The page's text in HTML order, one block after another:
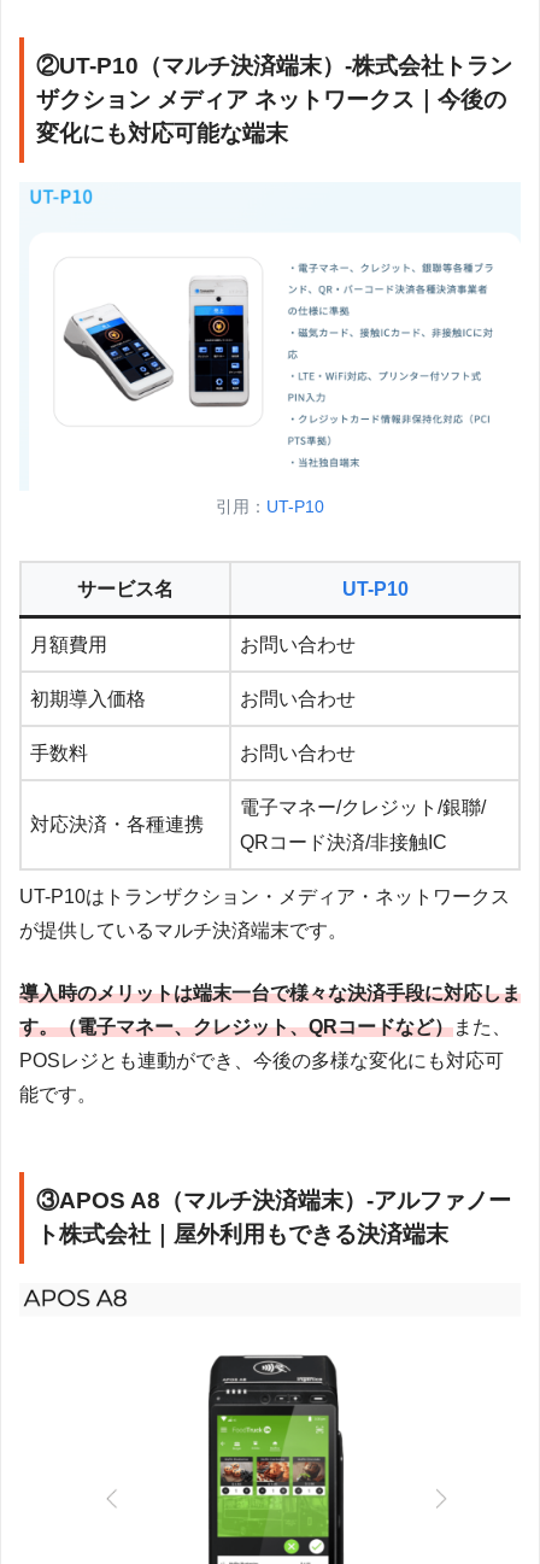
②UT-P10（マルチ決済端末）-株式会社トラン
ザクション メディア ネットワークス｜今後の
変化にも対応可能な端末
引用： UT-P10
サービス名 UT-P10
月額費用 お問い合わせ
初期導入価格 お問い合わせ
手数料 お問い合わせ
対応決済・各種連携
電子マネー/クレジット/銀聯/
QRコード決済/非接触IC
UT-P10はトランザクション・メディア・ネットワークス
が提供しているマルチ決済端末です。
導入時のメリットは端末一台で様々な決済手段に対応しま
す。（電子マネー、クレジット、QRコードなど）また、
POSレジとも連動ができ、今後の多様な変化にも対応可
能です。
③APOS A8（マルチ決済端末）-アルファノー
ト株式会社｜屋外利用もできる決済端末